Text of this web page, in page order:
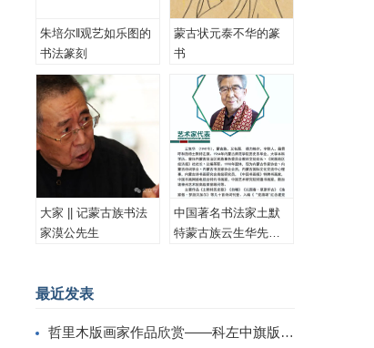
朱培尔‖观艺如乐图的
书法篆刻
蒙古状元泰不华的篆
书
大家 || 记蒙古族书法
家漠公先生
中国著名书法家土默
特蒙古族云生华先生
最近发表
哲里木版画家作品欣赏——科左中旗版画家李忠斌作品赏析